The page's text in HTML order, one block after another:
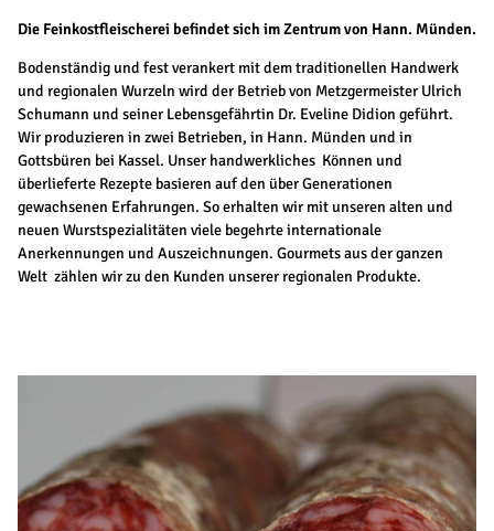
Die Feinkostfleischerei befindet sich im Zentrum von Hann. Münden.
Bodenständig und fest verankert mit dem traditionellen Handwerk
und regionalen Wurzeln wird der Betrieb von Metzgermeister Ulrich
Schumann und seiner Lebensgefährtin Dr. Eveline Didion geführt.
Wir produzieren in zwei Betrieben, in Hann. Münden und in
Gottsbüren bei Kassel. Unser handwerkliches Können und
überlieferte Rezepte basieren auf den über Generationen
gewachsenen Erfahrungen. So erhalten wir mit unseren alten und
neuen Wurstspezialitäten viele begehrte internationale
Anerkennungen und Auszeichnungen. Gourmets aus der ganzen
Welt zählen wir zu den Kunden unserer regionalen Produkte.